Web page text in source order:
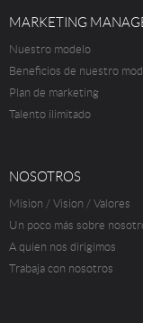
MARKETING
Nuestro modelo
Beneficios de nuestro
Plan de marketing
Talento ilimitado
NOSOTROS
Mision / Vision / Valores
Un poco más sobre
A quien nos dirigimos
Trabaja con nosotros